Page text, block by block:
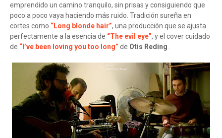
emprendido un camino tranquilo, sin prisas y consiguiendo que
poco a poco vaya haciendo más ruido. Tradición sureña en
cortes como “Long blonde hair”, una producción que se ajusta
perfectamente a la esencia de “The evil eye”, y el cover cuidado
de “I’ve been loving you too long” de Otis Reding.